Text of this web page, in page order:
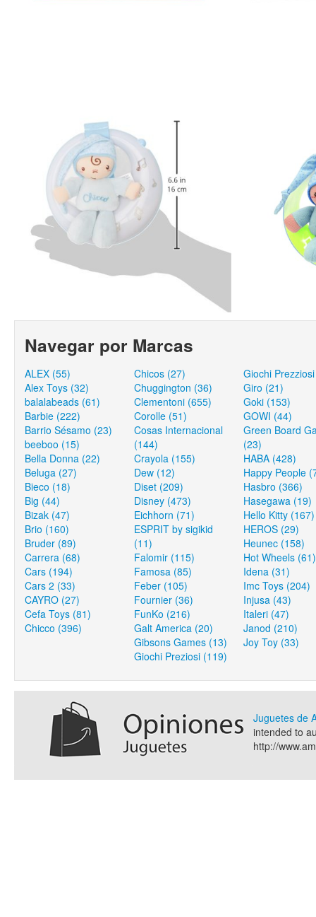
Navegar por Marcas
ALEX (55)
Alex Toys (32)
balalabeads (61)
Barbie (222)
Barrio Sésamo (23)
beeboo (15)
Bella Donna (22)
Beluga (27)
Bieco (18)
Big (44)
Bizak (47)
Brio (160)
Bruder (89)
Carrera (68)
Cars (194)
Cars 2 (33)
CAYRO (27)
Cefa Toys (81)
Chicco (396)
Chicos (27)
Chuggington (36)
Clementoni (655)
Corolle (51)
Cosas Internacional
(144)
Crayola (155)
Dew (12)
Diset (209)
Disney (473)
Eichhorn (71)
ESPRIT by sigikid
(11)
Falomir (115)
Famosa (85)
Feber (105)
Fournier (36)
FunKo (216)
Galt America (20)
Gibsons Games (13)
Giochi Preziosi (119)
Giochi
Giro (21)
Goki (153)
GOWI (44)
Green Board
(23)
HABA (428)
Happy People
Hasbro (366)
Hasegawa (19)
Hello Kitty (167)
HEROS (29)
Heunec (158)
Hot Wheels (61)
Idena (31)
Imc Toys (204)
Injusa (43)
Italeri (47)
Janod (210)
Joy Toy (33)
Juguetes de
intended to
http://